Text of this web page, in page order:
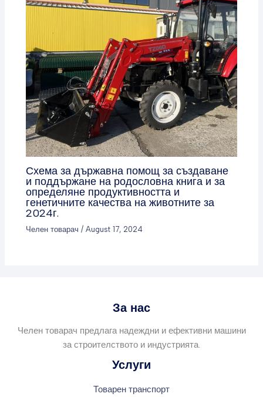
Схема за държавна помощ за създаване
и поддържане на родословна книга и за
определяне продуктивността и
генетичните качества на животните за
2024г.
Челен товарач /August 17, 2024
За нас
Челен товарач предлага надеждни и ефективни машини
за строителството и индустрията.
Услуги
Товарен транспорт